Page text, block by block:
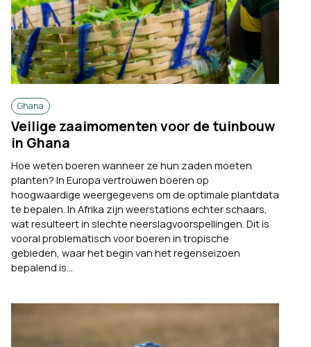
Ghana
Veilige zaaimomenten voor de tuinbouw
in Ghana
Hoe weten boeren wanneer ze hun zaden moeten
planten? In Europa vertrouwen boeren op
hoogwaardige weergegevens om de optimale plantdata
te bepalen. In Afrika zijn weerstations echter schaars,
wat resulteert in slechte neerslagvoorspellingen. Dit is
vooral problematisch voor boeren in tropische
gebieden, waar het begin van het regenseizoen
bepalend is...